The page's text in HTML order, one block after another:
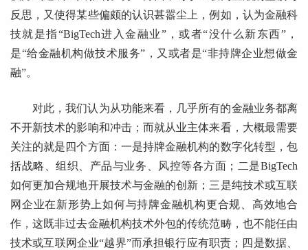
反思，又使得某些偏颇的认识甚嚣尘上，例如，认为金融科
技就是指“BigTech进入金融业”，或者“没什么新东西”，
是“给金融机构做技术服务”，又或者是“非持牌企业想做金
融”。
对此，我们认为从功能来看，几乎所有的金融业务都离
不开新技术的影响和冲击；而就从业主体来看，大概最需要
关注的就是四个方面：一是持牌金融机构的数字化转型，包
括战略、组织、产品与业务、风控等各方面；二是BigTech
如何更加合规地开展技术与金融的创新；三是纯技术或互联
网企业在新形势上如何与持牌金融机构更合规、高效地合
作，这既非过去金融机构技术外包的传统范畴，也不能任由
技术或互联网企业“越界”而承担银行应有职责；四是数据、